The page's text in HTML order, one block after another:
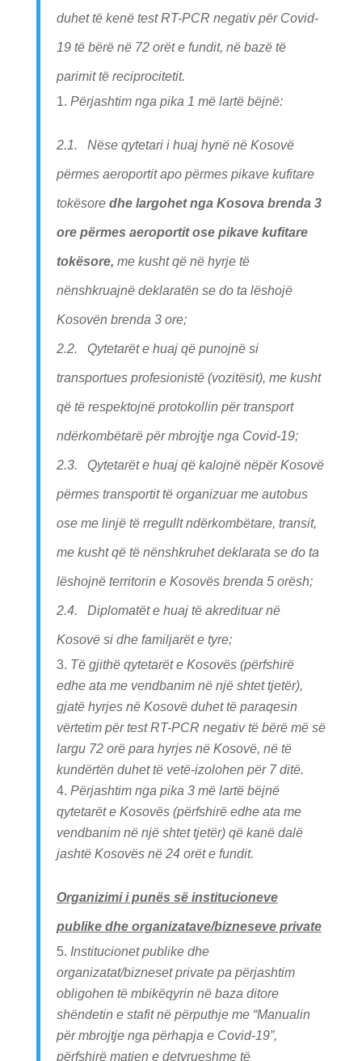
duhet të kenë test RT-PCR negativ për Covid-
19 të bërë në 72 orët e fundit, në bazë të
parimit të reciprocitetit.
Përjashtim nga pika 1 më lartë bëjnë:
2.1. Nëse qytetari i huaj hynë në Kosovë
përmes aeroportit apo përmes pikave kufitare
tokësore dhe largohet nga Kosova brenda 3
ore përmes aeroportit ose pikave kufitare
tokësore, me kusht që në hyrje të
nënshkruajnë deklaratën se do ta lëshojë
Kosovën brenda 3 ore;
2.2. Qytetarët e huaj që punojnë si
transportues profesionistë (vozitësit), me kusht
që të respektojnë protokollin për transport
ndërkombëtarë për mbrojtje nga Covid-19;
2.3. Qytetarët e huaj që kalojnë nëpër Kosovë
përmes transportit të organizuar me autobus
ose me linjë të rregullt ndërkombëtare, transit,
me kusht që të nënshkruhet deklarata se do ta
lëshojnë territorin e Kosovës brenda 5 orësh;
2.4. Diplomatët e huaj të akredituar në
Kosovë si dhe familjarët e tyre;
Të gjithë qytetarët e Kosovës (përfshirë
edhe ata me vendbanim në një shtet tjetër),
gjatë hyrjes në Kosovë duhet të paraqesin
vërtetim për test RT-PCR negativ të bërë më së
largu 72 orë para hyrjes në Kosovë, në të
kundërtën duhet të vetë-izolohen për 7 ditë.
Përjashtim nga pika 3 më lartë bëjnë
qytetarët e Kosovës (përfshirë edhe ata me
vendbanim në një shtet tjetër) që kanë dalë
jashtë Kosovës në 24 orët e fundit.
Organizimi i punës së institucioneve
publike dhe organizatave/bizneseve private
Institucionet publike dhe
organizatat/bizneset private pa përjashtim
obligohen të mbikëqyrin në baza ditore
shëndetin e stafit në përputhje me “Manualin
për mbrojtje nga përhapja e Covid-19”,
përfshirë matjen e detyrueshme të